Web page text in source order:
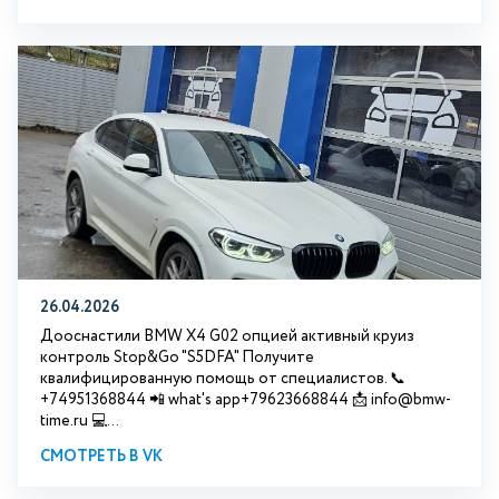
26.04.2026
Дооснастили BMW X4 G02 опцией активный круиз
контроль Stop&Go "S5DFA" Получите
квалифицированную помощь от специалистов. 📞
+74951368844 📲 what's app+79623668844 📩 info@bmw-
time.ru 💻...
СМОТРЕТЬ В VK